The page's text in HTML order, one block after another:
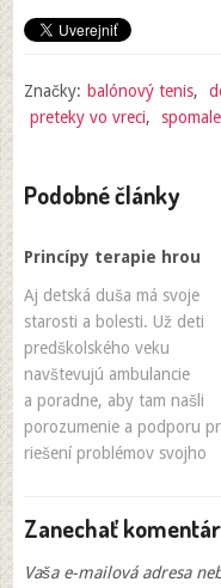
Značky: balónový tenis,
preteky vo vreci,
Podobné články
Princípy terapie hrou
Aj detská duša má svoje
starosti a bolesti. Už deti
predškolského veku
navštevujú ambulancie
a poradne, aby tam našli
porozumenie a podporu
riešení problémov svojho
Zanechať komentár
Vaša e-mailová adresa